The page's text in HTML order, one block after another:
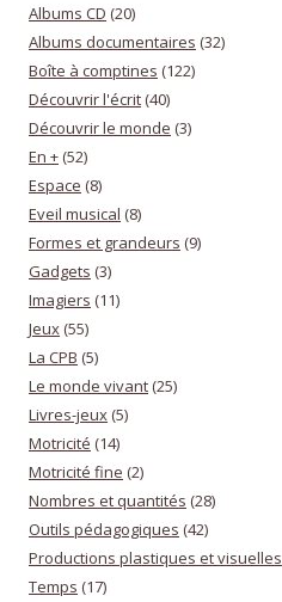
Albums CD (20)
Albums documentaires (32)
Boîte à comptines (122)
Découvrir l'écrit (40)
Découvrir le monde (3)
En + (52)
Espace (8)
Eveil musical (8)
Formes et grandeurs (9)
Gadgets (3)
Imagiers (11)
Jeux (55)
La CPB (5)
Le monde vivant (25)
Livres-jeux (5)
Motricité (14)
Motricité fine (2)
Nombres et quantités (28)
Outils pédagogiques (42)
Productions plastiques et visuelles
Temps (17)